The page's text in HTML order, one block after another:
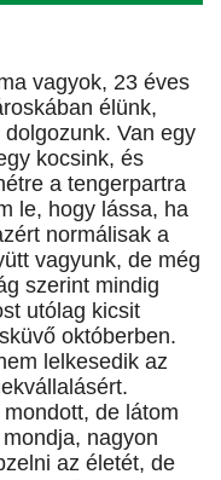
vagyok, 23 éves
élünk,
Van egy
kocsink, és
a tengerpartra
le, hogy lássa, ha
normálisak a
vagyunk, de még
szerint mindig
utólag kicsit
októberben.
lelkesedik az
de látom
nagyon
az életét, de